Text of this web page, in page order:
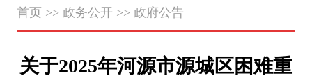
首页 >> 政务公开>> 政府公告
关于2025年河源市源城区困难重